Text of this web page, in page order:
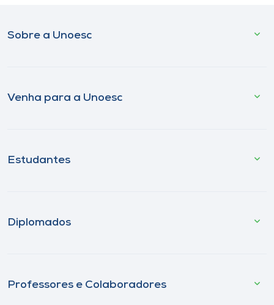
Sobre a Unoesc
Venha para a Unoesc
Estudantes
Diplomados
Professores e Colaboradores